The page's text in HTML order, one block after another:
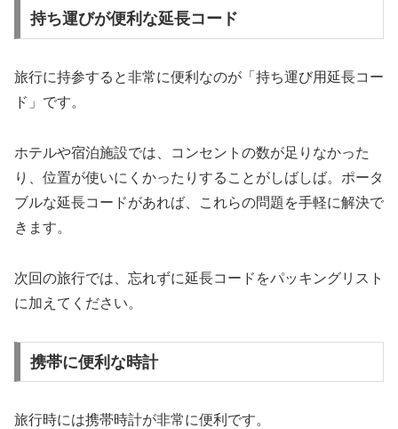
持ち運びが便利な延長コード
旅行に持参すると非常に便利なのが「持ち運び用延長コー
ド」です。
ホテルや宿泊施設では、コンセントの数が足りなかった
り、位置が使いにくかったりすることがしばしば。ポータ
ブルな延長コードがあれば、これらの問題を手軽に解決で
きます。
次回の旅行では、忘れずに延長コードをパッキングリスト
に加えてください。
携帯に便利な時計
旅行時には携帯時計が非常に便利です。